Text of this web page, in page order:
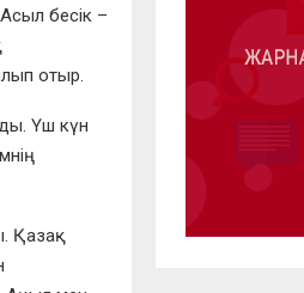
бесік –
отыр.
Үш күн
Қазақ